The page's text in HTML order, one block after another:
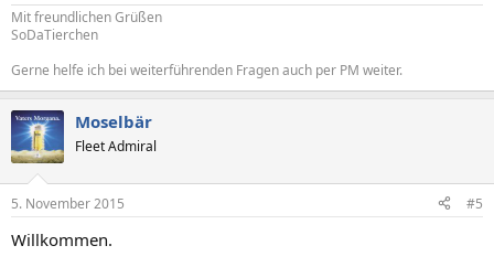
Mit freundlichen Grüßen
SoDaTierchen
Gerne helfe ich bei weiterführenden Fragen auch per PM weiter.
Moselbär
Fleet Admiral
5. November 2015 #5
Willkommen.